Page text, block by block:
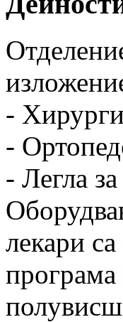
-
-
- Легла
лекари